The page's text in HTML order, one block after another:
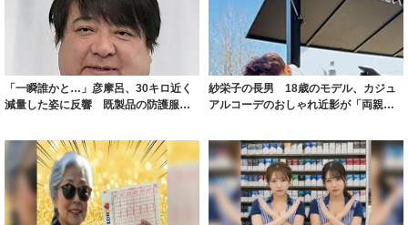
「一瞬誰かと…」彦摩呂、30キロ近く
減量した姿に反響 既製品の防護服が
紗栄子の長男 18歳のモデル、カジュ
アルコーデのおしゃれ近影が「両親の